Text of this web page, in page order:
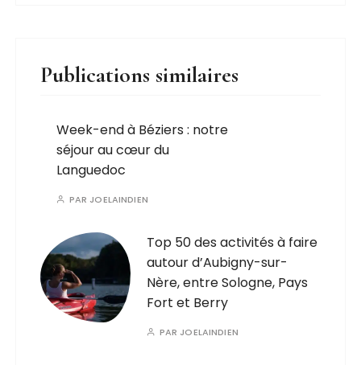
Publications similaires
Week-end à Béziers : notre
séjour au cœur du
Languedoc
PAR JOELAINDIEN
Top 50 des activités à faire
autour d’Aubigny-sur-
Nère, entre Sologne, Pays
Fort et Berry
PAR JOELAINDIEN